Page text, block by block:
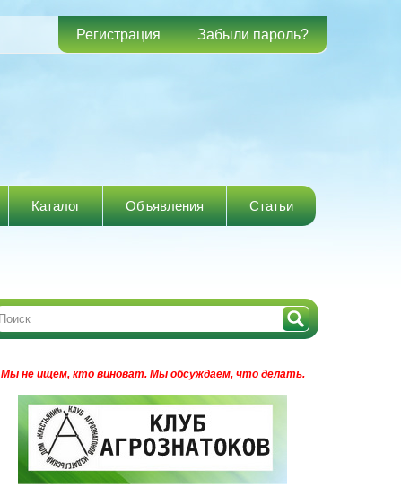
Регистрация Забыли пароль?
Каталог Объявления Статьи
Мы не ищем, кто виноват. Мы обсуждаем, что делать.